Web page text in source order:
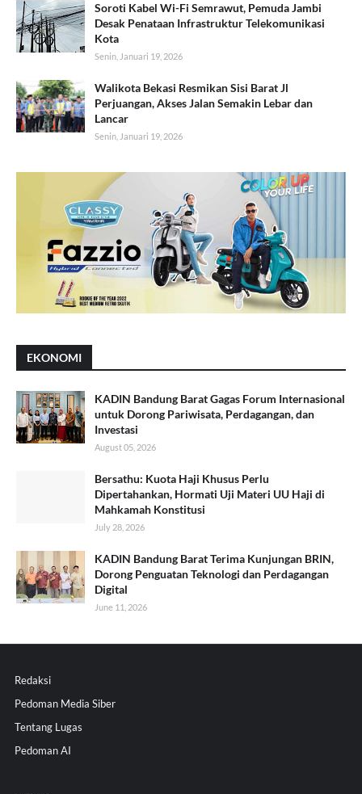
Soroti Kabel Wi-Fi Semrawut, Pemuda Jambi
Desak Penataan Infrastruktur Telekomunikasi
Kota
Senin, Januari 19, 2026
Walikota Bekasi Resmikan Sisi Barat Jl
Perjuangan, Akses Jalan Semakin Lebar dan
Lancar
Senin, Januari 19, 2026
EKONOMI
KADIN Bandung Barat Gagas Forum Internasional
untuk Dorong Pariwisata, Perdagangan, dan
Investasi
August 05, 2026
Bersathu: Kuota Haji Khusus Perlu
Dipertahankan, Hormati Uji Materi UU Haji di
Mahkamah Konstitusi
July 28, 2026
KADIN Bandung Barat Terima Kunjungan BRIN,
Dorong Penguatan Teknologi dan Perdagangan
Digital
June 11, 2026
Redaksi
Pedoman Media Siber
Tentang Lugas
Pedoman AI